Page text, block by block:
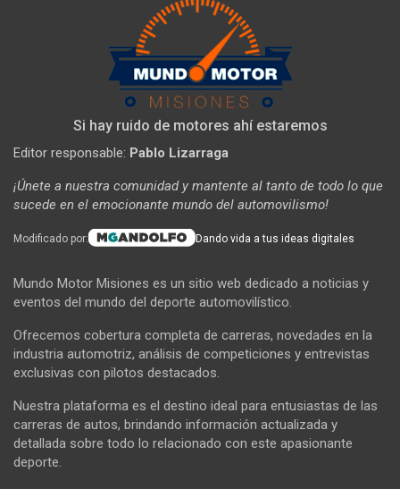
Si hay ruido de motores ahí estaremos
Editor responsable: Pablo Lizarraga
¡Únete a nuestra comunidad y mantente al tanto de todo lo que
sucede en el emocionante mundo del automovilismo!
Modificado por: Dando vida a tus ideas digitales
Mundo Motor Misiones es un sitio web dedicado a noticias y
eventos del mundo del deporte automovilístico.
Ofrecemos cobertura completa de carreras, novedades en la
industria automotriz, análisis de competiciones y entrevistas
exclusivas con pilotos destacados.
Nuestra plataforma es el destino ideal para entusiastas de las
carreras de autos, brindando información actualizada y
detallada sobre todo lo relacionado con este apasionante
deporte.